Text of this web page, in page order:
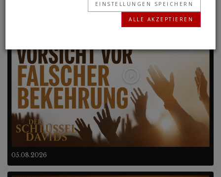
Frühere Programme
05.08.2026
EINSTELLUNGEN SPEICHERN
ALLE AKZEPTIEREN